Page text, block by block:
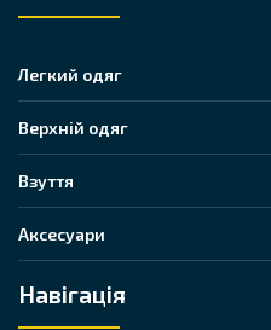
Легкий одяг
Верхній одяг
Взуття
Аксесуари
Навігація